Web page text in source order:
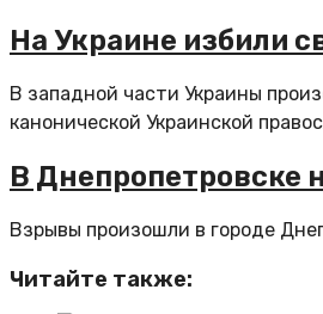
На Украине избили
В западной части Украины
канонической Украинской
В Днепропетровске
Взрывы произошли в городе
Читайте также: